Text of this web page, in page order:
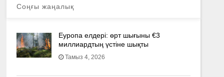
Соңғы жаңалық
Еуропа елдері: өрт шығыны €3
миллиардтың үстіне шықты
Тамыз 4, 2026